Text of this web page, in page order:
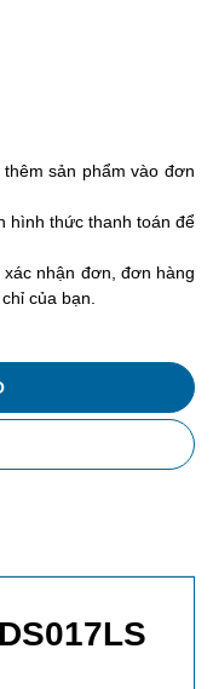
sản phẩm vào đơn
hình thức thanh toán để
xác nhận đơn, đơn hàng
của bạn.